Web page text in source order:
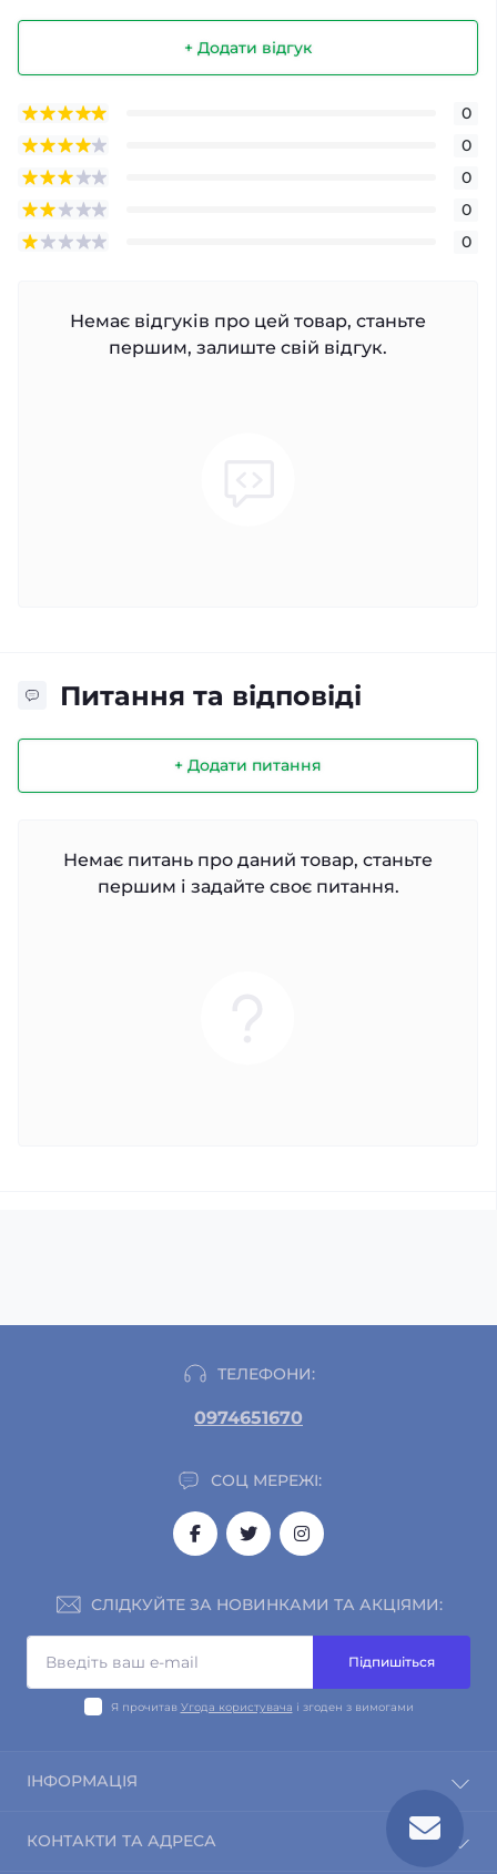
+ Додати відгук
0
0
0
0
0
Немає відгуків про цей товар, станьте
першим, залиште свій відгук.
Питання та відповіді
+ Додати питання
Немає питань про даний товар, станьте
першим і задайте своє питання.
ТЕЛЕФОНИ:
0974651670
СОЦ МЕРЕЖІ:
СЛІДКУЙТЕ ЗА НОВИНКАМИ ТА АКЦІЯМИ:
Підпишіться
Я прочитав Угода користувача і згоден з вимогами
ІНФОРМАЦІЯ
Інформація про доставку
КОНТАКТИ ТА АДРЕСА